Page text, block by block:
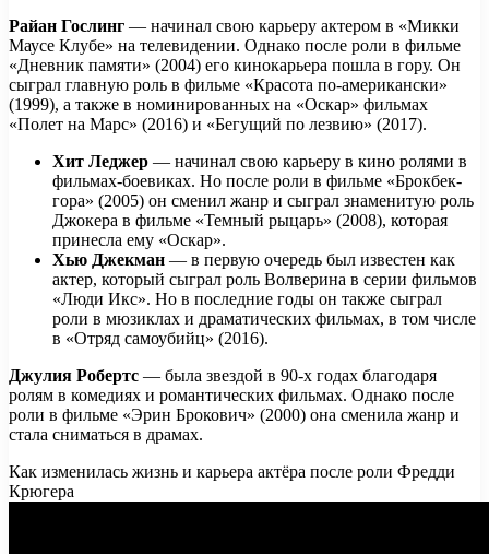
Райан Гослинг — начинал свою карьеру актером в «Микки
Маусе Клубе» на телевидении. Однако после роли в фильме
«Дневник памяти» (2004) его кинокарьера пошла в гору. Он
сыграл главную роль в фильме «Красота по-американски»
(1999), а также в номинированных на «Оскар» фильмах
«Полет на Марс» (2016) и «Бегущий по лезвию» (2017).
Хит Леджер — начинал свою карьеру в кино ролями в
фильмах-боевиках. Но после роли в фильме «Брокбек-
гора» (2005) он сменил жанр и сыграл знаменитую роль
Джокера в фильме «Темный рыцарь» (2008), которая
принесла ему «Оскар».
Хью Джекман — в первую очередь был известен как
актер, который сыграл роль Волверина в серии фильмов
«Люди Икс». Но в последние годы он также сыграл
роли в мюзиклах и драматических фильмах, в том числе
в «Отряд самоубийц» (2016).
Джулия Робертс — была звездой в 90-х годах благодаря
ролям в комедиях и романтических фильмах. Однако после
роли в фильме «Эрин Брокович» (2000) она сменила жанр и
стала сниматься в драмах.
Как изменилась жизнь и карьера актёра после роли Фредди
Крюгера